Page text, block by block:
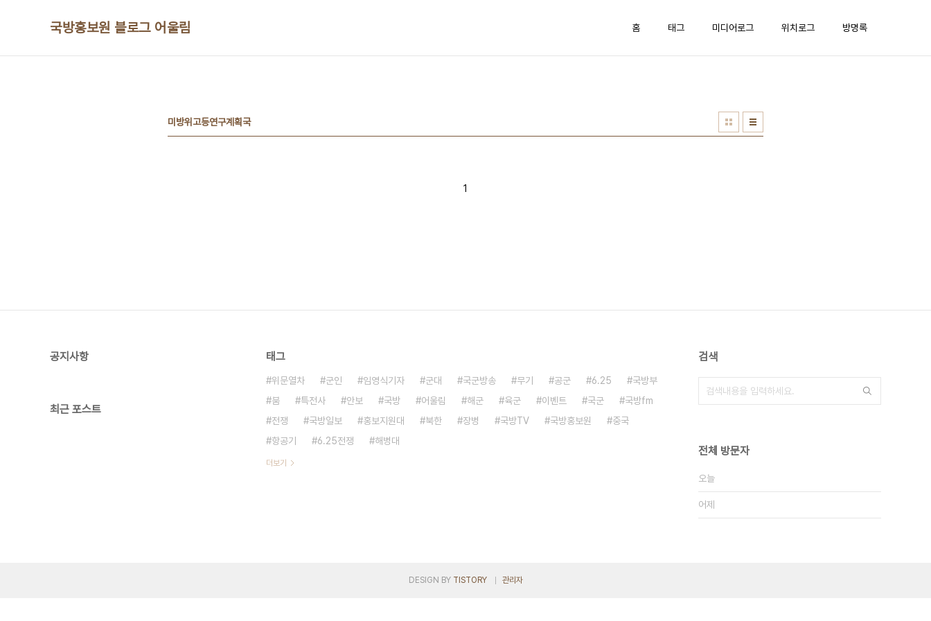
국방홍보원 블로그 어울림 홈 태그 미디어로그 위치로그 방명록
미방위고등연구계획국
1
공지사항
최근 포스트
태그
위문열차 군인 임영식기자 군대 국군방송 무기 공군 6.25
국방부
붐
특전사 안보 국방 어울림 해군 육군 이벤트 국군
국방fm
전쟁
국방일보 홍보지원대 북한 장병 국방TV 국방홍보원
중국
항공기
6.25전쟁 해병대
더보기
검색
전체 방문자
오늘
어제
DESIGN BY TISTORY 관리자